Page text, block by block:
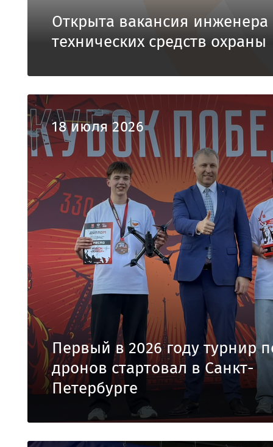
Открыта вакансия инженера
технических средств охраны
18 июля 2026
Первый в 2026 году турнир
дронов стартовал в Санкт-
Петербурге